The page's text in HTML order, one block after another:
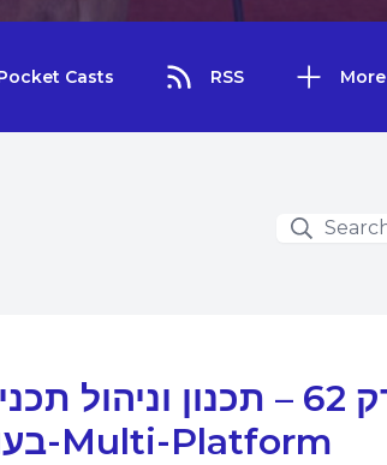
Casts RSS More
פרק 62 – תכנון
Microsoft בעולם ה-Multi-Platform